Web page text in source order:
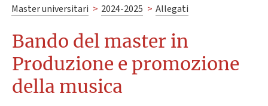
Master universitari > 2024-2025 > Allegati
Bando del master in
Produzione e promozione
della musica